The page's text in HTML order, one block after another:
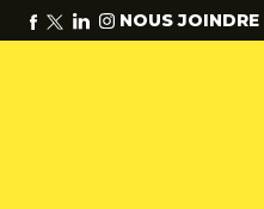
NOUS JOINDRE